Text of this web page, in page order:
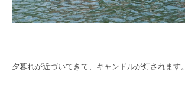
夕暮れが近づいてきて、キャンドルが灯されます。